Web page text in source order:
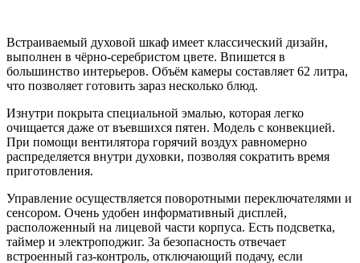
Встраиваемый духовой шкаф имеет классический дизайн,
выполнен в чёрно-серебристом цвете. Впишется в
большинство интерьеров. Объём камеры составляет 62 литра,
что позволяет готовить зараз несколько блюд.
Изнутри покрыта специальной эмалью, которая легко
очищается даже от въевшихся пятен. Модель с конвекцией.
При помощи вентилятора горячий воздух равномерно
распределяется внутри духовки, позволяя сократить время
приготовления.
Управление осуществляется поворотными переключателями и
сенсором. Очень удобен информативный дисплей,
расположенный на лицевой части корпуса. Есть подсветка,
таймер и электроподжиг. За безопасность отвечает
встроенный газ-контроль, отключающий подачу, если